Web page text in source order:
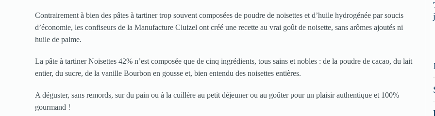
Contrairement à bien des pâtes à tartiner trop souvent composées de poudre de noisettes et d’huile hydrogénée par soucis
d’économie, les confiseurs de la Manufacture Cluizel ont créé une recette au vrai goût de noisette, sans arômes ajoutés ni
huile de palme.
La pâte à tartiner Noisettes 42% n’est composée que de cinq ingrédients, tous sains et nobles : de la poudre de cacao, du lait
entier, du sucre, de la vanille Bourbon en gousse et, bien entendu des noisettes entières.
A déguster, sans remords, sur du pain ou à la cuillère au petit déjeuner ou au goûter pour un plaisir authentique et 100%
gourmand !